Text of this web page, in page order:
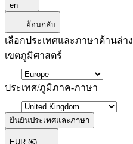
en
ย้อนกลับ
เลือกประเทศและภาษาด้านล่าง
เขตภูมิศาสตร์
ประเทศ/ภูมิภาค-ภาษา
ยืนยันประเทศและภาษา
EUR (€)